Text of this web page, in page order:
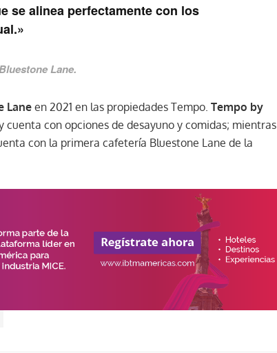
se alinea perfectamente con los
Lane.
Lane en 2021 en las propiedades Tempo. Tempo by
cuenta con opciones de desayuno y comidas; mientras
con la primera cafetería Bluestone Lane de la